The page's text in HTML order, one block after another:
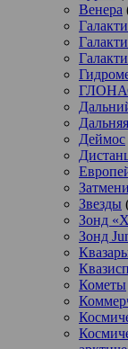
Венера
Деймос
Звезды
Зонд
Зонд
Кометы